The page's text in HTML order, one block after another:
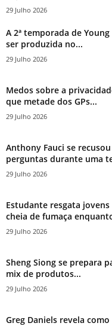
29 Julho 2026
A 2ª temporada de
ser produzida no...
29 Julho 2026
Medos sobre a
que metade dos GPs...
29 Julho 2026
Anthony Fauci se
perguntas durante uma
29 Julho 2026
Estudante resgata
cheia de fumaça
29 Julho 2026
Sheng Siong se prepara
mix de produtos...
29 Julho 2026
Greg Daniels revela